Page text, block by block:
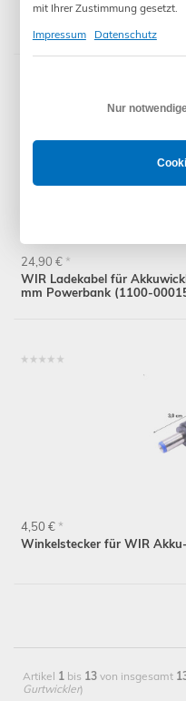
WIR Powerbank 25000mAh
Akkuwickler (1100-000151)
WIR Ladekabel für
mm Powerbank (1100-
24,90 € *
Winkelstecker für WIR
4,50 € *
Artikel 1 bis 13 von insgesamt
Gurtwickler)
mit Ihrer Zustimmung gesetzt.
Impressum
Datenschutz
Nur